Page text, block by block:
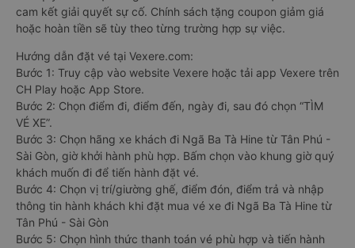
cam kết giải quyết sự cố. Chính sách tặng coupon giảm giá
hoặc hoàn tiền sẽ tùy theo từng trường hợp sự việc.
Hướng dẫn đặt vé tại Vexere.com:
Bước 1: Truy cập vào website Vexere hoặc tải app Vexere trên
CH Play hoặc App Store.
Bước 2: Chọn điểm đi, điểm đến, ngày đi, sau đó chọn “TÌM
VÉ XE”.
Bước 3: Chọn hãng xe khách đi Ngã Ba Tà Hine từ Tân Phú -
Sài Gòn, giờ khởi hành phù hợp. Bấm chọn vào khung giờ quý
khách muốn đi để tiến hành đặt vé.
Bước 4: Chọn vị trí/giường ghế, điểm đón, điểm trả và nhập
thông tin hành khách khi đặt mua vé xe đi Ngã Ba Tà Hine từ
Tân Phú - Sài Gòn
Bước 5: Chọn hình thức thanh toán vé phù hợp và tiến hành